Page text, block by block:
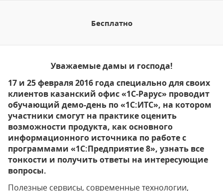
Бесплатно
Уважаемые дамы и господа!
17 и 25 февраля 2016 года специально для своих
клиентов казанский офис «1С-Рарус» проводит
обучающий демо-день по «1С:ИТС», на котором
участники смогут на практике оценить
возможности продукта, как основного
информационного источника по работе с
программами «1С:Предприятие 8», узнать все
тонкости и получить ответы на интересующие
вопросы.
Полезные сервисы, современные технологии,